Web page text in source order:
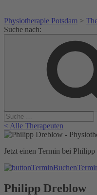
Physiotherapie Potsdam >
Suche nach:
< Alle Therapeuten
Jetzt einen Termin bei
Philipp Dreblow